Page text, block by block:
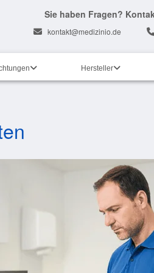
Sie haben Fragen?
kontakt@medizinio.de
Hersteller